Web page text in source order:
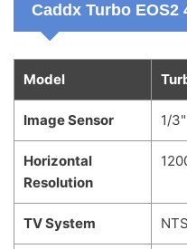
Caddx Turbo EOS2
Model
Image Sensor 1/
Horizontal
Resolution
TVSystem